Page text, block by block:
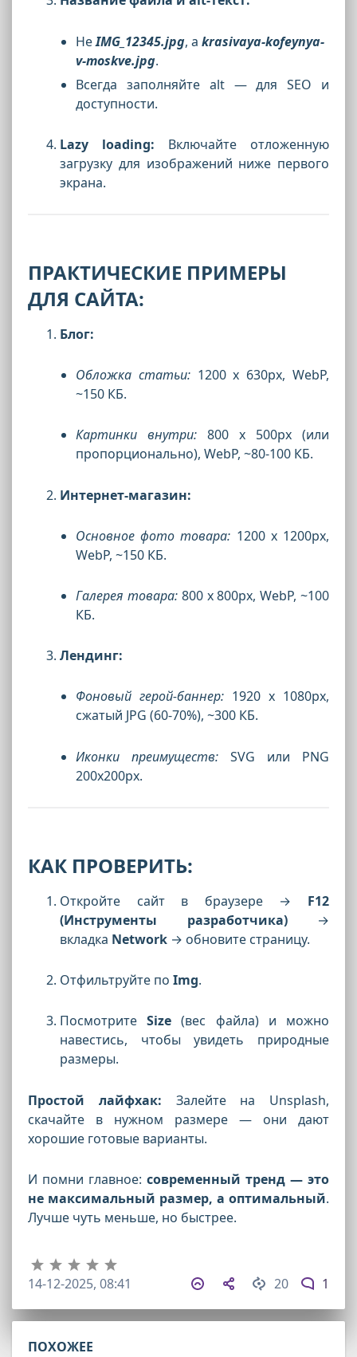
НеIMG_12345.jpg, а krasivaya-kofeynya-
v-moskve.jpg.
Всегда заполняйте alt — для SEO и
доступности.
Lazy loading: Включайте отложенную
загрузку для изображений ниже первого
экрана.
ПРАКТИЧЕСКИЕ ПРИМЕРЫ
ДЛЯ САЙТА:
Блог:
Обложка статьи:1200 x 630px, WebP,
~150 КБ.
Картинки внутри: 800 x 500px (или
пропорционально), WebP, ~80-100 КБ.
Интернет-магазин:
Основное фото товара: 1200 x 1200px,
WebP, ~150 КБ.
Галерея товара:800 x 800px, WebP, ~100
КБ.
Лендинг:
Фоновый герой-баннер: 1920 x 1080px,
сжатый JPG (60-70%), ~300 КБ.
Иконки преимуществ: SVG или PNG
200x200px.
КАК ПРОВЕРИТЬ:
Откройте сайт в браузере → F12
(Инструменты разработчика)→
вкладка Network → обновите страницу.
Отфильтруйте по Img.
ПосмотритеSize (вес файла) и можно
навестись, чтобы увидеть природные
размеры.
Простой лайфхак: Залейте на Unsplash,
скачайте в нужном размере — они дают
хорошие готовые варианты.
И помни главное: современный тренд — это
не максимальный размер, а оптимальный.
Лучше чуть меньше, но быстрее.
20 1
14-12-2025, 08:41
ПОХОЖЕЕ